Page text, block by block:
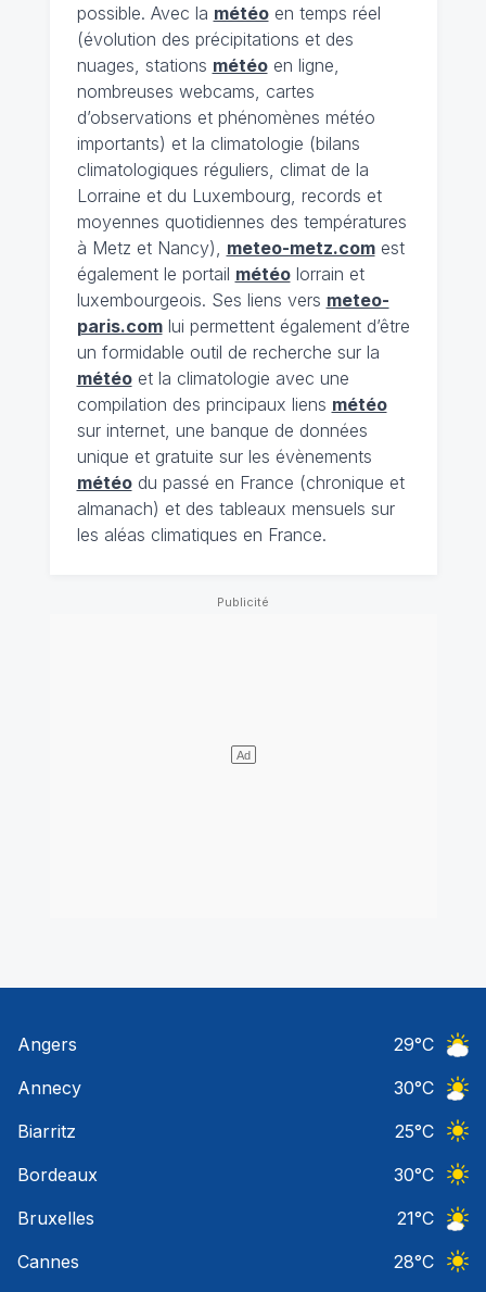
possible. Avec la météoen temps réel
(évolution des précipitations et des
nuages, stations météoen ligne,
nombreuses webcams, cartes
d’observations et phénomènes météo
importants) et la climatologie (bilans
climatologiques réguliers, climat de la
Lorraine et du Luxembourg, records et
moyennes quotidiennes des températures
à Metz et Nancy), meteo-metz.comest
également le portail météolorrain et
luxembourgeois. Ses liens vers meteo-
paris.comlui permettent également d’être
un formidable outil de recherche sur la
météoet la climatologie avec une
compilation des principaux liens météo
sur internet, une banque de données
unique et gratuite sur les évènements
météodu passé en France (chronique et
almanach) et des tableaux mensuels sur
les aléas climatiques en France.
Angers 29°C
Annecy
30°C
Biarritz
25°C
Bordeaux
30°C
Bruxelles
21°C
Cannes
28°C